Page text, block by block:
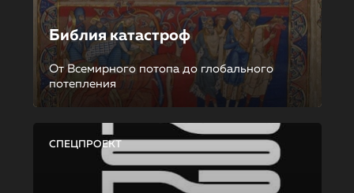
Библия катастроф
От Всемирного потопа до глобального
потепления
СПЕЦПРОЕКТ